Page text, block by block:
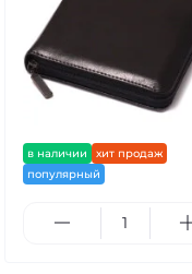
в наличии
хит продаж
популярный